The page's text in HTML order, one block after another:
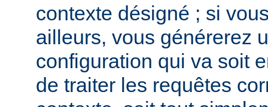
contexte désigné ; si
ailleurs, vous générerez
configuration qui va soit
de traiter les requêtes